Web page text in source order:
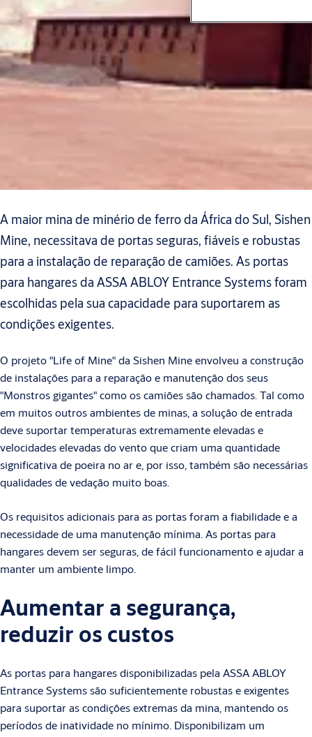
A maior mina de minério de ferro da África do Sul, Sishen
Mine, necessitava de portas seguras, fiáveis e robustas
para a instalação de reparação de camiões. As portas
para hangares da ASSA ABLOY Entrance Systems foram
escolhidas pela sua capacidade para suportarem as
condições exigentes.
O projeto "Life of Mine" da Sishen Mine envolveu a construção
de instalações para a reparação e manutenção dos seus
"Monstros gigantes" como os camiões são chamados. Tal como
em muitos outros ambientes de minas, a solução de entrada
deve suportar temperaturas extremamente elevadas e
velocidades elevadas do vento que criam uma quantidade
significativa de poeira no ar e, por isso, também são necessárias
qualidades de vedação muito boas.
Os requisitos adicionais para as portas foram a fiabilidade e a
necessidade de uma manutenção mínima. As portas para
hangares devem ser seguras, de fácil funcionamento e ajudar a
manter um ambiente limpo.
Aumentar a segurança,
reduzir os custos
As portas para hangares disponibilizadas pela ASSA ABLOY
Entrance Systems são suficientemente robustas e exigentes
para suportar as condições extremas da mina, mantendo os
períodos de inatividade no mínimo. Disponibilizam um